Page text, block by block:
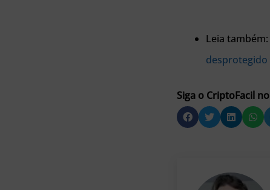
Leia também:
desprotegido
Siga o CriptoFacil no